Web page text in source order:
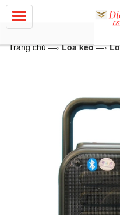
Trang chủ—› Loa kéo—›